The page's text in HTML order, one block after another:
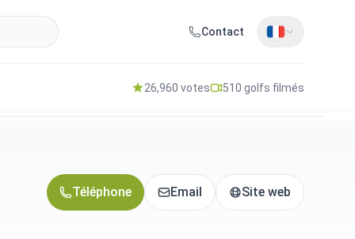
Contact
26,960 votes 510 golfs filmés
Téléphone Email Site web